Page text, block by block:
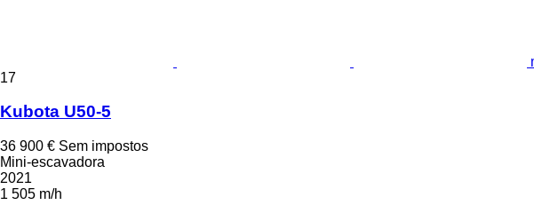
17
Kubota U50-5
36 900 € Sem impostos
Mini-escavadora
2021
1 505 m/h